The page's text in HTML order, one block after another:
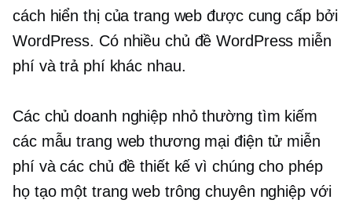
cách hiển thị của trang web được cung cấp bởi
WordPress. Có nhiều chủ đề WordPress miễn
phí và trả phí khác nhau.
Các chủ doanh nghiệp nhỏ thường tìm kiếm
các mẫu trang web thương mại điện tử miễn
phí và các chủ đề thiết kế vì chúng cho phép
họ tạo một trang web trông chuyên nghiệp với